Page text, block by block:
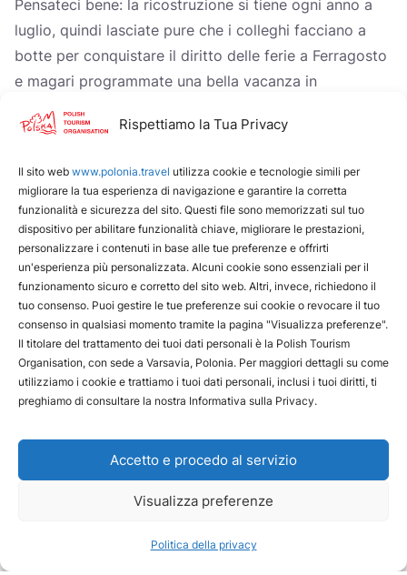
Rispettiamo la Tua Privacy
Il sito web www.polonia.travel utilizza cookie e tecnologie simili per
migliorare la tua esperienza di navigazione e garantire la corretta
funzionalità e sicurezza del sito. Questi file sono memorizzati sul tuo
dispositivo per abilitare funzionalità chiave, migliorare le prestazioni,
personalizzare i contenuti in base alle tue preferenze e offrirti
un'esperienza più personalizzata. Alcuni cookie sono essenziali per il
funzionamento sicuro e corretto del sito web. Altri, invece, richiedono il
tuo consenso. Puoi gestire le tue preferenze sui cookie o revocare il tuo
consenso in qualsiasi momento tramite la pagina "Visualizza preferenze".
Il titolare del trattamento dei tuoi dati personali è la Polish Tourism
Organisation, con sede a Varsavia, Polonia. Per maggiori dettagli su come
utilizziamo i cookie e trattiamo i tuoi dati personali, inclusi i tuoi diritti, ti
preghiamo di consultare la nostra Informativa sulla Privacy.
Accetto e procedo al servizio
Visualizza preferenze
Politica della privacy
Pensateci bene: la ricostruzione si tiene ogni anno a
luglio, quindi lasciate pure che i colleghi facciano a
botte per conquistare il diritto delle ferie a Ferragosto
e magari programmate una bella vacanza in
Pomerania, davvero fresca, rilassante, ricca di cose da
scoprire e di luoghi ed esperienze con cui ricaricare le